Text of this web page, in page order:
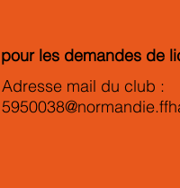
les demandes de
Adresse mail du club :